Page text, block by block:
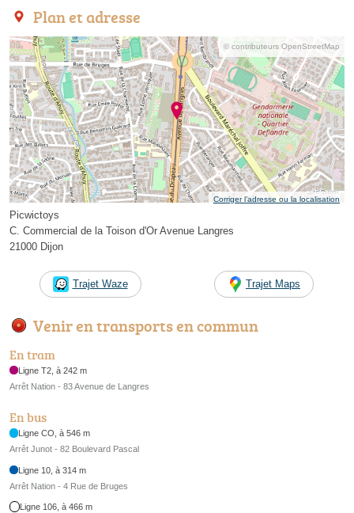
Plan et adresse
© contributeurs OpenStreetMap
Corriger l’adresse ou la localisation
Picwictoys
C. Commercial de la Toison d'Or Avenue Langres
21000 Dijon
Trajet Waze Trajet Maps
Venir en transports en commun
En tram
Ligne T2, à 242 m
Arrêt Nation - 83 Avenue de Langres
En bus
Ligne CO, à 546 m
Arrêt Junot - 82 Boulevard Pascal
Ligne 10, à 314 m
Arrêt Nation - 4 Rue de Bruges
Ligne 106, à 466 m